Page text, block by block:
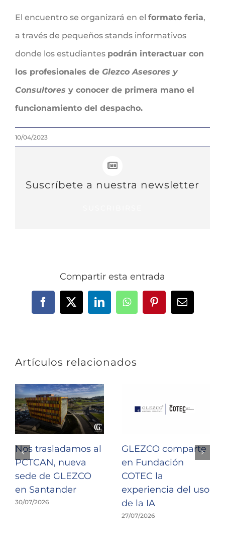
El encuentro se organizará en el formato feria,
a través de pequeños stands informativos
donde los estudiantes podrán interactuar con
los profesionales de Glezco Asesores y
Consultores y conocer de primera mano el
funcionamiento del despacho.
10/04/2023
Suscríbete a nuestra newsletter
Compartir esta entrada
Facebook
X LinkedInWhatsAppPinterestCorreo
Artículos relacionados
Nos trasladamos al
PCTCAN, nueva
sede de GLEZCO
en Santander
30/07/2026
GLEZCO comparte
en Fundación
COTEC la
experiencia del uso
de la IA
27/07/2026